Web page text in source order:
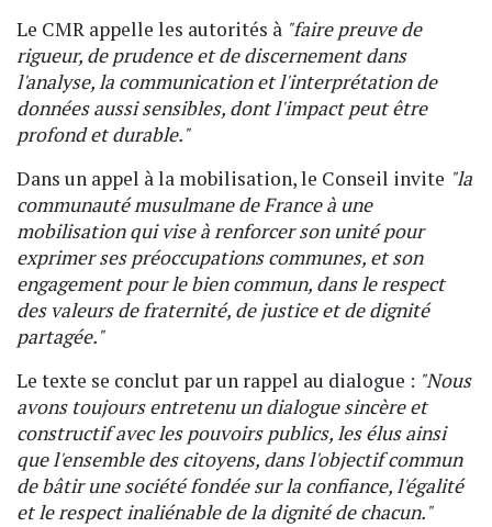
Le CMR appelle les autorités à "faire preuve de
rigueur, de prudence et de discernement dans
l'analyse, la communication et l'interprétation de
données aussi sensibles, dont l'impact peut être
profond et durable."
Dans un appel à la mobilisation, le Conseil invite "la
communauté musulmane de France à une
mobilisation qui vise à renforcer son unité pour
exprimer ses préoccupations communes, et son
engagement pour le bien commun, dans le respect
des valeurs de fraternité, de justice et de dignité
partagée."
Le texte se conclut par un rappel au dialogue : "Nous
avons toujours entretenu un dialogue sincère et
constructif avec les pouvoirs publics, les élus ainsi
que l'ensemble des citoyens, dans l'objectif commun
de bâtir une société fondée sur la confiance, l'égalité
et le respect inaliénable de la dignité de chacun."